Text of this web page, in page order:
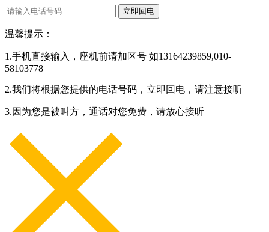
立即回电
温馨提示：
1.手机直接输入，座机前请加区号 如13164239859,010-
58103778
2.我们将根据您提供的电话号码，立即回电，请注意接听
3.因为您是被叫方，通话对您免费，请放心接听